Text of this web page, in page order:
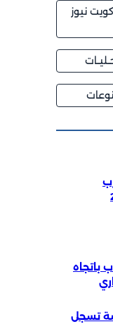
نيوز
تسجل